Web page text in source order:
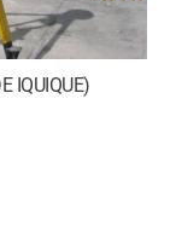
IQUIQUE)